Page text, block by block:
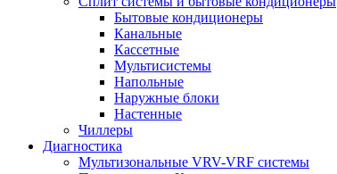
Бытовые кондиционеры
Канальные
Кассетные
Мультисистемы
Напольные
Наружные блоки
Настенные
Чиллеры
Диагностика
Мультизональные VRV-VRF системы